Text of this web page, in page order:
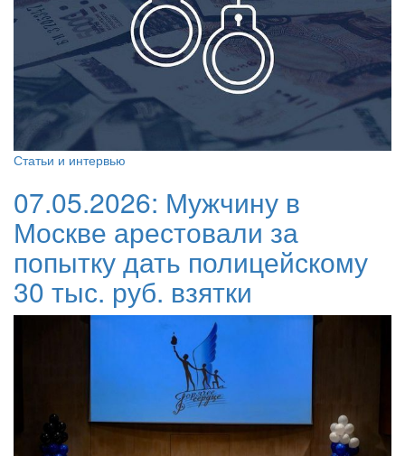
Статьи и интервью
07.05.2026: Мужчину в
Москве арестовали за
попытку дать полицейскому
30 тыс. руб. взятки